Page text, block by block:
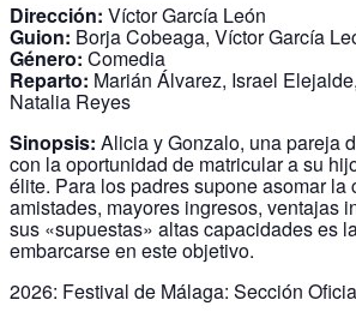
Dirección: Víctor García León
Guion: Borja Cobeaga, Víctor García
Género: Comedia
Reparto: Marián Álvarez, Israel
Natalia Reyes
Sinopsis: Alicia y Gonzalo, una pareja
con la oportunidad de matricular a su
élite. Para los padres supone asomar
amistades, mayores ingresos, ventajas
sus «supuestas» altas capacidades es
embarcarse en este objetivo.
2026: Festival de Málaga: Sección